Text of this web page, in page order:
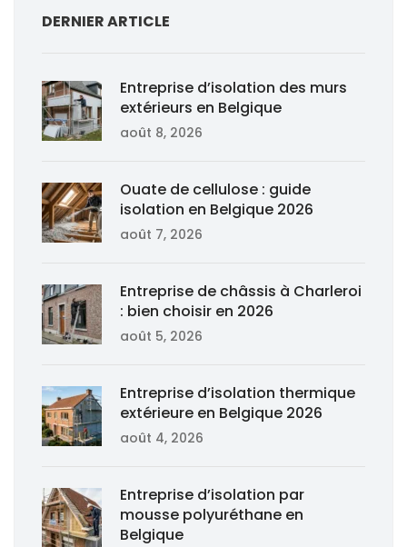
DERNIER ARTICLE
Entreprise d’isolation des murs
extérieurs en Belgique
août 8, 2026
Ouate de cellulose : guide
isolation en Belgique 2026
août 7, 2026
Entreprise de châssis à Charleroi
: bien choisir en 2026
août 5, 2026
Entreprise d’isolation thermique
extérieure en Belgique 2026
août 4, 2026
Entreprise d’isolation par
mousse polyuréthane en
Belgique